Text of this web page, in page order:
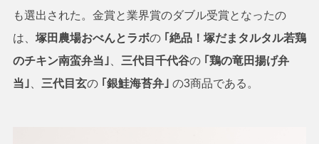
も選出された。金賞と業界賞のダブル受賞となったの
は、 塚田農場おべんとラボの｢絶品！塚だまタルタル若鶏
のチキン南蛮弁当｣
三代目千代谷の ｢鶏の竜田揚げ弁
当｣
三代目玄の ｢銀鮭海苔弁｣ の3商品である。